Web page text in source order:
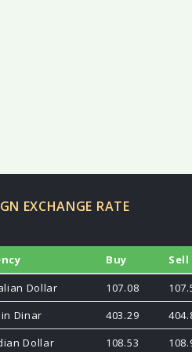
EXCHANGE RATE
Buy
Sell
Dollar
107.08
Dinar
403.29
Dollar
108.53